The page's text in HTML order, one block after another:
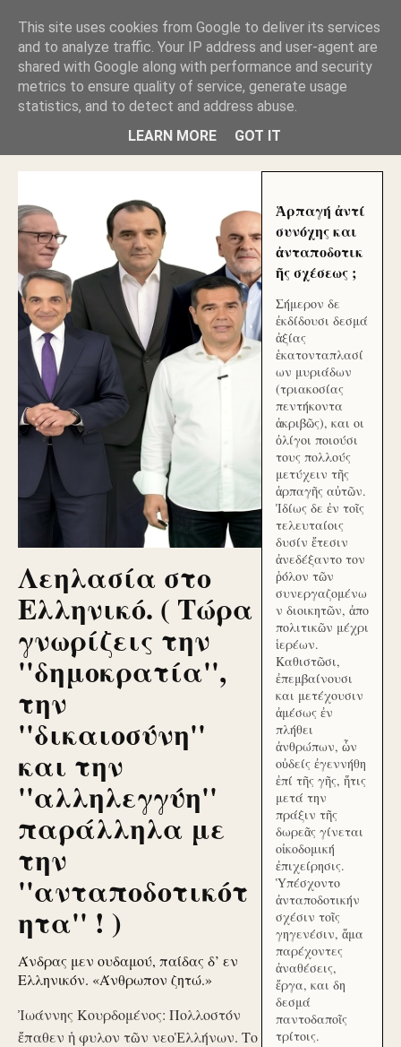
ΑΥΤΟΧΘΟΝΕΣ ΜΟΥ ΕΚΛΕΙΣΑΝ ΤΑ ΣΟΣΙΑΛ ΚΑΙ
ΦΙΜΩΣΑΝ ΤΟ SITE. ΟΙ ΧΙΛΙΑΔΕΣ ΜΙΚΡΟΕΠΕΝΔΥΤΕΣ
ΕΠΕΝΔΥΣΑΤΕ ΓΙΑ ΛΕΗΛΑΣΙΑ ΚΑΙ ΕΓΚΛΗΜΑ ?
ΓΛΥΦΑΔΑ WEB |ΟΙ ΜΕΓΑΛΟΙ ΚΛΕΠΤΑΙ ΑΠΟ ΤΟ
ΜΙΚΡΟΝ ΑΠΑΓΟΥΣΙ
Λεηλασία στο
Ελληνικό. ( Τώρα
γνωρίζεις την
''δημοκρατία'',
την
''δικαιοσύνη''
και την
''αλληλεγγύη''
παράλληλα με
την
''ανταποδοτικότ
ητα'' ! )
Άνδρας μεν ουδαμού, παίδας δ’ εν
Ελληνικόν. «Άνθρωπον ζητώ.»
Ἰωάννης Κουρδομένος: Πολλοστόν
ἔπαθεν ἡ φυλον τῶν νεοἙλλήνων. Το
Ἁρπαγή ἀντί
συνόχης και
ἀνταποδοτικ
ῆς σχέσεως ;
Σήμερον δε
ἐκδίδουσι δεσμά
ἀξίας
ἑκατονταπλασί
ων μυριάδων
(τριακοσίας
πεντήκοντα
ἀκριβῶς), και οι
ὀλίγοι ποιούσι
τους πολλούς
μετύχειν τῆς
ἁρπαγῆς αὐτῶν.
Ἰδίως δε ἐν τοῖς
τελευταίοις
δυσίν ἔτεσιν
ἀνεδέξαντο τον
ῥόλον τῶν
συνεργαζομένω
ν διοικητῶν, ἀπο
πολιτικῶν μέχρι
ἱερέων.
Καθιστῶσι,
ἐπεμβαίνουσι
και μετέχουσιν
ἀμέσως ἐν
πλήθει
ἀνθρώπων, ὧν
οὐδείς ἐγεννήθη
ἐπί τῆς γῆς, ἥτις
μετά την
πράξιν τῆς
δωρεᾶς γίνεται
οἰκοδομική
ἐπιχείρησις.
Ὑπέσχοντο
ἀνταποδοτικήν
σχέσιν τοῖς
γηγενέσιν, ἅμα
παρέχοντες
ἀναθέσεις,
ἔργα, και δη
δεσμά
παντοδαποῖς
τρίτοις.
This site uses cookies from Google to deliver its services
and to analyze traffic. Your IP address and user-agent are
shared with Google along with performance and security
metrics to ensure quality of service, generate usage
statistics, and to detect and address abuse.
LEARN MORE
GOT IT